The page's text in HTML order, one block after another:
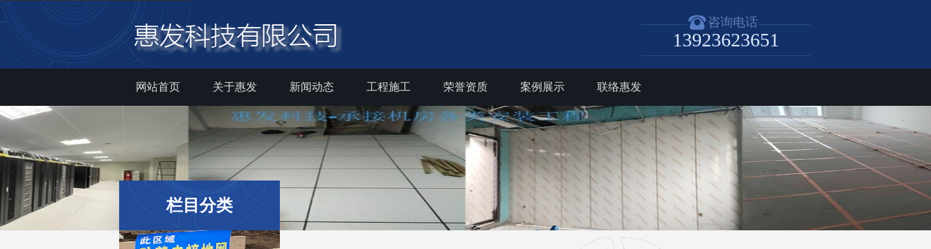
咨询电话
13923623651
网站首页 关于惠发 新闻动态 工程施工 荣誉资质 案例展示 联络惠发
栏目分类